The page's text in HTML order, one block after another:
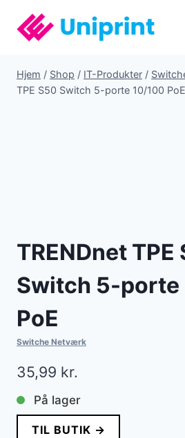
indhold
Hjem / Shop / IT-Produkter /
TPE S50 Switch 5-porte 10/100 PoE
TRENDnet TPE
Switch 5-porte
PoE
Switche Netværk
35,99 kr.
På lager
TIL BUTIK →